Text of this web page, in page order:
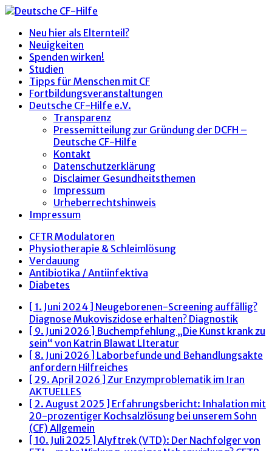
Neu hier als Elternteil?
Neuigkeiten
Spenden wirken!
Studien
Tipps für Menschen mit CF
Fortbildungsveranstaltungen
Deutsche CF-Hilfe e.V.
Transparenz
Pressemitteilung zur Gründung der DCFH –
Deutsche CF-Hilfe
Kontakt
Datenschutzerklärung
Disclaimer Gesundheitsthemen
Impressum
Urheberrechtshinweis
Impressum
CFTR Modulatoren
Physiotherapie & Schleimlösung
Verdauung
Antibiotika / Antiinfektiva
Diabetes
[ 1. Juni 2024 ] Neugeborenen-Screening auffällig?
Diagnose Mukoviszidose erhalten? Diagnostik
[ 9. Juni 2026 ] Buchempfehlung „Die Kunst krank zu
sein“ von Katrin Blawat LIteratur
[ 8. Juni 2026 ] Laborbefunde und Behandlungsakte
anfordern Hilfreiches
[ 29. April 2026 ] Zur Enzymproblematik im Iran
AKTUELLES
[ 2. August 2025 ] Erfahrungsbericht: Inhalation mit
20-prozentiger Kochsalzlösung bei unserem Sohn
(CF) Allgemein
[ 10. Juli 2025 ] Alyftrek (VTD): Der Nachfolger von